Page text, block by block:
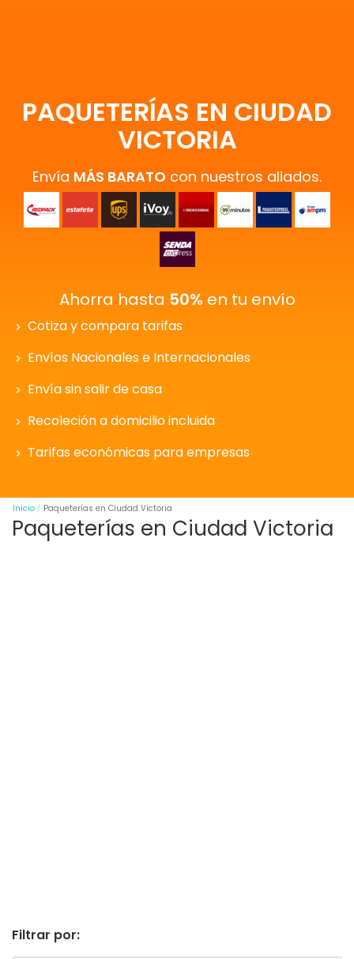
PAQUETERÍAS EN CIUDAD
VICTORIA
Envía MÁS BARATO con nuestros aliados.
Ahorra hasta 50% en tu envío
Cotiza y compara tarifas
Envíos Nacionales e Internacionales
Envía sin salir de casa
Recoleción a domicilio incluida
Tarifas económicas para empresas
Inicio Paqueterías en Ciudad Victoria
Paqueterías en Ciudad Victoria
Filtrar por: